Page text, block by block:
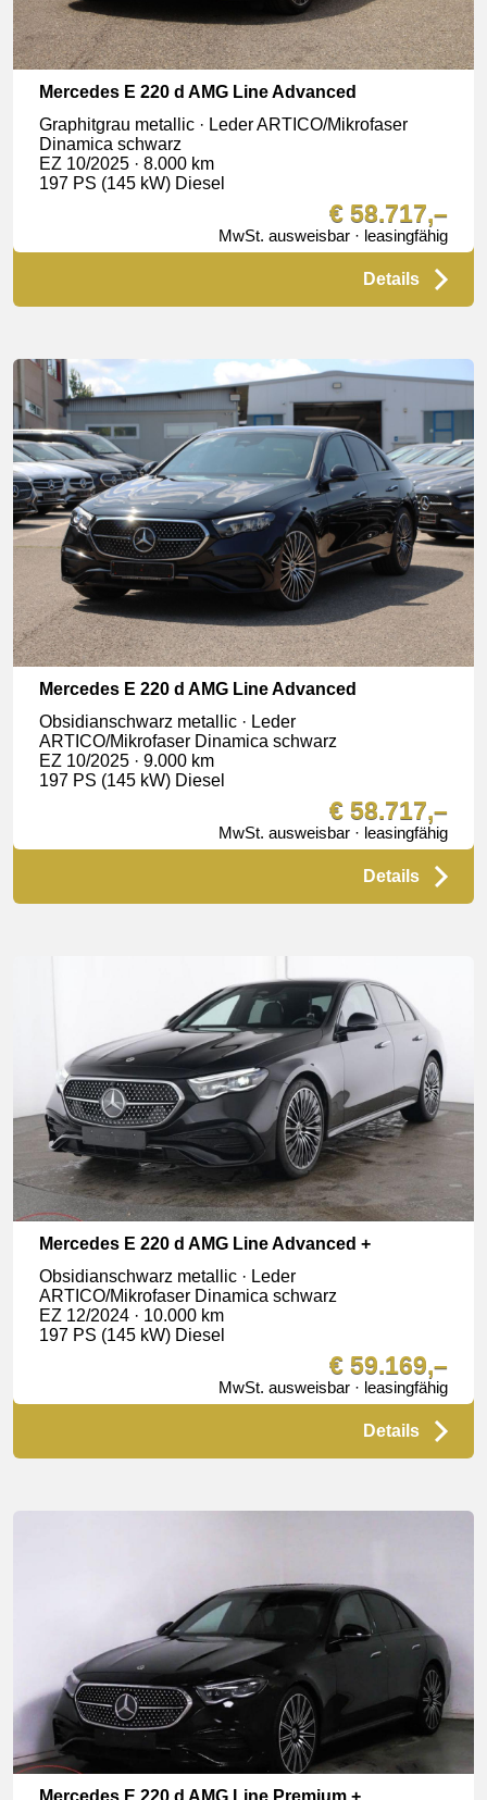
Mercedes E 220 d AMG Line Advanced
Graphitgrau metallic · Leder ARTICO/Mikrofaser
Dinamica schwarz
EZ 10/2025 · 8.000 km
197 PS (145 kW) Diesel
€ 58.717,–
MwSt. ausweisbar · leasingfähig
Details
Mercedes E 220 d AMG Line Advanced
Obsidianschwarz metallic · Leder
ARTICO/Mikrofaser Dinamica schwarz
EZ 10/2025 · 9.000 km
197 PS (145 kW) Diesel
€ 58.717,–
MwSt. ausweisbar · leasingfähig
Details
Mercedes E 220 d AMG Line Advanced +
Obsidianschwarz metallic · Leder
ARTICO/Mikrofaser Dinamica schwarz
EZ 12/2024 · 10.000 km
197 PS (145 kW) Diesel
€ 59.169,–
MwSt. ausweisbar · leasingfähig
Details